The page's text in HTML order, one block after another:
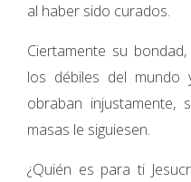
al haber sido curados.
Ciertamente su
los débiles del
obraban injustamente,
masas le siguiesen.
¿Quién es para ti